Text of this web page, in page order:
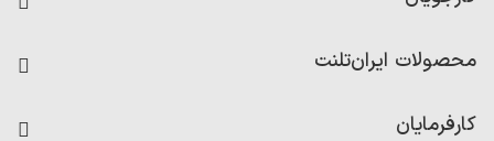
رزومه ساز
امتیاز شرکت‌ها
محصولات ایران‌تلنت
کارفرمایان